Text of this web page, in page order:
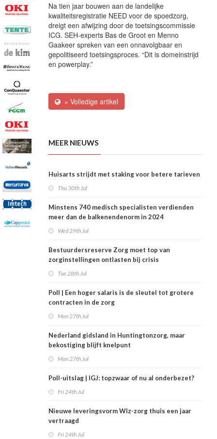
Na tien jaar bouwen aan de landelijke
kwaliteitsregistratie NEED voor de spoedzorg,
dreigt een afwijzing door de toetsingscommissie
ICG. SEH-experts Bas de Groot en Menno
Gaakeer spreken van een onnavolgbaar en
gepolitiseerd toetsingsproces. “Dit is domeinstrijd
en powerplay.”
» Volledige artikel
MEER NIEUWS
Huisarts strijdt met staking voor betere tarieven
Thu 30th Jul
Minstens 740 medisch specialisten verdienden
meer dan de balkenendenorm in 2024
Wed 29th Jul
Bestuurdersreserve Zorg moet top van
zorginstellingen ontlasten bij crisis
Tue 28th Jul
Poll | Een hoger salaris is de sleutel tot grotere
contracten in de zorg
Mon 27th Jul
Nederland gidsland in Huntingtonzorg, maar
bekostiging blijft knelpunt
Mon 27th Jul
Poll-uitslag | IGJ: topzwaar of nu al onderbezet?
Fri 24th Jul
Nieuwe leveringsvorm Wlz-zorg thuis een jaar
vertraagd
Fri 24th Jul